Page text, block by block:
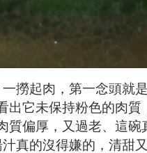
一撈起肉，第一念頭就
出它未保持粉色的肉質
質偏厚，又過老、這碗
真的沒得嫌的，清甜